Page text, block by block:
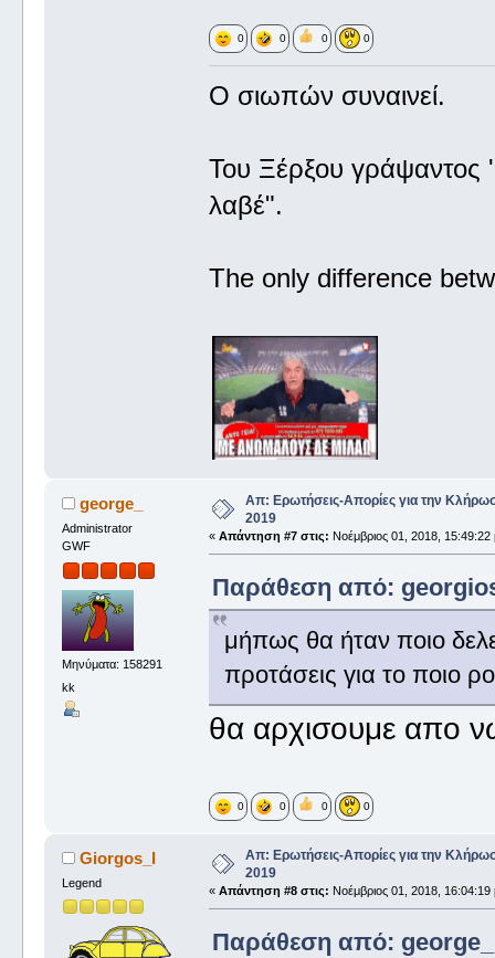
0 0 0 0
Ο σιωπών συναινεί.
Του Ξέρξου
λαβέ".
The only difference
george_
Administrator
GWF
Μηνύματα: 158291
kk
Απ: Ερωτήσεις-Απορίες για την
2019
«Απάντηση #7 στις: Νοέμβριος 01, 2018, 15:49:22
Παράθεση από:
μήπως θα ήταν ποιο
προτάσεις για το ποιο
θα αρχισουμε απο
0 0 0 0
Giorgos_I
Legend
Απ: Ερωτήσεις-Απορίες για την
2019
«Απάντηση #8 στις: Νοέμβριος 01, 2018, 16:04:19
Παράθεση από: george_